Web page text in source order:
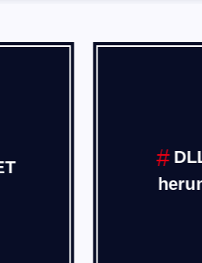
DLL-Dateien
herunterladen